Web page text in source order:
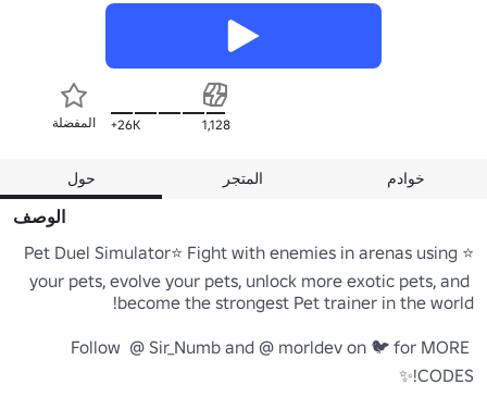
المفضلة 26K+ 1,128
حول المتجر خوادم
الوصف
⭐Pet Duel Simulator⭐ Fight with enemies in arenas using
your pets, evolve your pets, unlock more exotic pets, and
Follow  @ Sir_Numb and @ morldev on 🐦 for MORE